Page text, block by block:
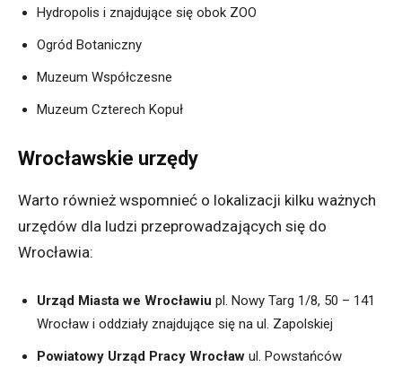
Hydropolis i znajdujące się obok ZOO
Ogród Botaniczny
Muzeum Współczesne
Muzeum Czterech Kopuł
Wrocławskie urzędy
Warto również wspomnieć o lokalizacji kilku ważnych
urzędów dla ludzi przeprowadzających się do
Wrocławia:
Urząd Miasta we Wrocławiu pl. Nowy Targ 1/8, 50 – 141
Wrocław i oddziały znajdujące się na ul. Zapolskiej
Powiatowy Urząd Pracy Wrocław ul. Powstańców